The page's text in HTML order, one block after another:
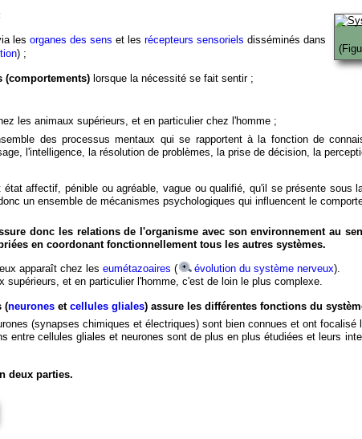
les organes des sens et les récepteurs sensoriels disséminés dans
) ;
(comportements) lorsque la nécessité se fait sentir ;
les animaux supérieurs, et en particulier chez l'homme ;
des processus mentaux qui se rapportent à la fonction de
l'intelligence, la résolution de problèmes, la prise de décision, la
état affectif, pénible ou agréable, vague ou qualifié, qu'il se présente sous
un ensemble de mécanismes psychologiques qui influencent le
donc les relations de l'organisme avec son environnement au
en coordonant fonctionnellement tous les autres systèmes.
apparaît chez leseumétazoaires ( évolution du système nerveux).
supérieurs, et en particulier l'homme, c'est de loin le plus complexe.
(neurones etcellules gliales) assure les différentes fonctions du
(synapses chimiques et électriques) sont bien connues et ont focalisé
entre cellules gliales et neurones sont de plus en plus étudiées et leurs
deux parties.